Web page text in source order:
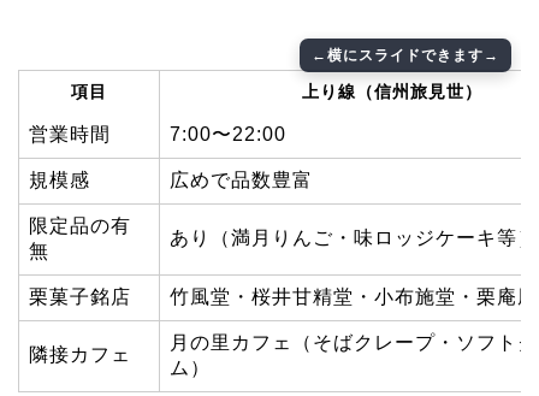
項目 上り線（信州旅見世）
営業時間 7:00〜22:00
規模感 広めで品数豊富
限定品の有
無
あり（満月りんご・味ロッジケーキ等）
栗菓子銘店 竹風堂・桜井甘精堂・小布施堂・栗庵
隣接カフェ
月の里カフェ（そばクレープ・ソフト
ム）